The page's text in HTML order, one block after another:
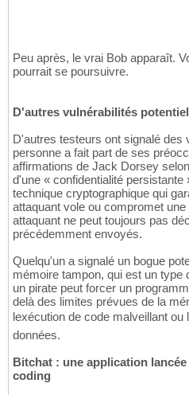
Peu après, le vrai Bob apparaît.
pourrait se poursuivre.
D'autres vulnérabilités
D'autres testeurs ont signalé des
personne a fait part de ses
affirmations de Jack Dorsey
d'une « confidentialité
technique cryptographique qui
attaquant vole ou compromet
attaquant ne peut toujours pas
précédemment envoyés.
Quelqu'un a signalé un bogue
mémoire tampon, qui est un type
un pirate peut forcer un
delà des limites prévues de la
lexécution de code malveillant
données.
Bitchat : une application
coding